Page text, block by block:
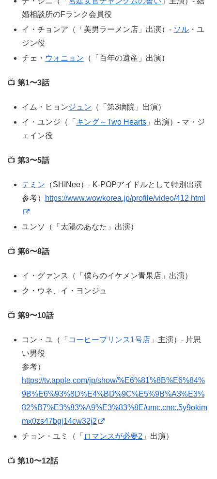
婚相談所のFランク会員役
イ・チョンア（「美男ラーメン店」出演）- ソル ・ユ
ジン役
チェ・ ウォニョン （「百年の遺産」出演）
📺 第1〜3話
イム・ヒョンジュン （「第3病院」出演）
イ・ユンジ（「 キング～Two Hearts 」出演）- マ・ジ
ェイン役
📺 第3〜5話
テミン （SHINee）- K-POPアイドルとして特別出演
参考）
https://www.wowkorea.jp/profile/video/412.html
ユンソ（「太陽のあなた」出演）
📺 第6〜8話
イ・グァンス（「僕らのイケメン青果店」出演）
ク・ウネ、イ・ヨンジュ
📺 第9〜10話
コン・ユ（「 コーヒープリンス1号店 」主演）- 片思
い男役
参考）
https://tv.apple.com/jp/show/%E6%81%8B%E6%84%
9B%E6%93%8D%E4%BD%9C%E5%9B%A3%E3%
82%B7%E3%83%A9%E3%83%8E/umc.cmc.5y9okim
mx0zs47bgj14cw32j2
チョン・ユミ（「 ロマンスが必要2 」出演）
📺 第10〜12話